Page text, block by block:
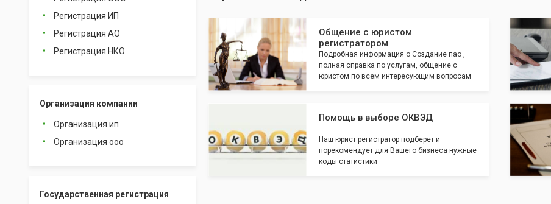
Регистрация ИП
Регистрация АО
Регистрация НКО
Организация компании
Организация ип
Организация ооо
Государственная регистрация
Общение с юристом
регистратором
Подробная информация о Создание пао ,
полная справка по услугам, общение с
юристом по всем интересующим вопросам
Помощь в выборе ОКВЭД
Наш юрист регистратор подберет и
порекомендует для Вашего бизнеса нужные
коды статистики